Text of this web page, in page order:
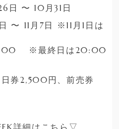
日 〜 10月31日
〜 11月7日 ※11月1日は
※最終日は20:00
券2,500円、前売券